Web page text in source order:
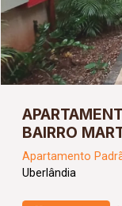
BAIRRO
Apartamento
Uberlândia